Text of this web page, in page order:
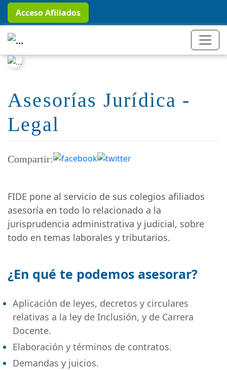
Acceso Afiliados
Asesorías Jurídica -
Legal
Compartir:
FIDE pone al servicio de sus colegios afiliados
asesoría en todo lo relacionado a la
jurisprudencia administrativa y judicial, sobre
todo en temas laborales y tributarios.
¿En qué te podemos asesorar?
Aplicación de leyes, decretos y circulares
relativas a la ley de Inclusión, y de Carrera
Docente.
Elaboración y términos de contratos.
Demandas y juicios.